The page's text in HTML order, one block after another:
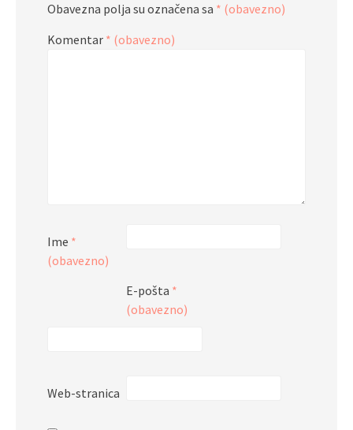
Obavezna polja su označena sa * (obavezno)
Komentar * (obavezno)
Ime *
(obavezno)
E-pošta *
(obavezno)
Web-stranica